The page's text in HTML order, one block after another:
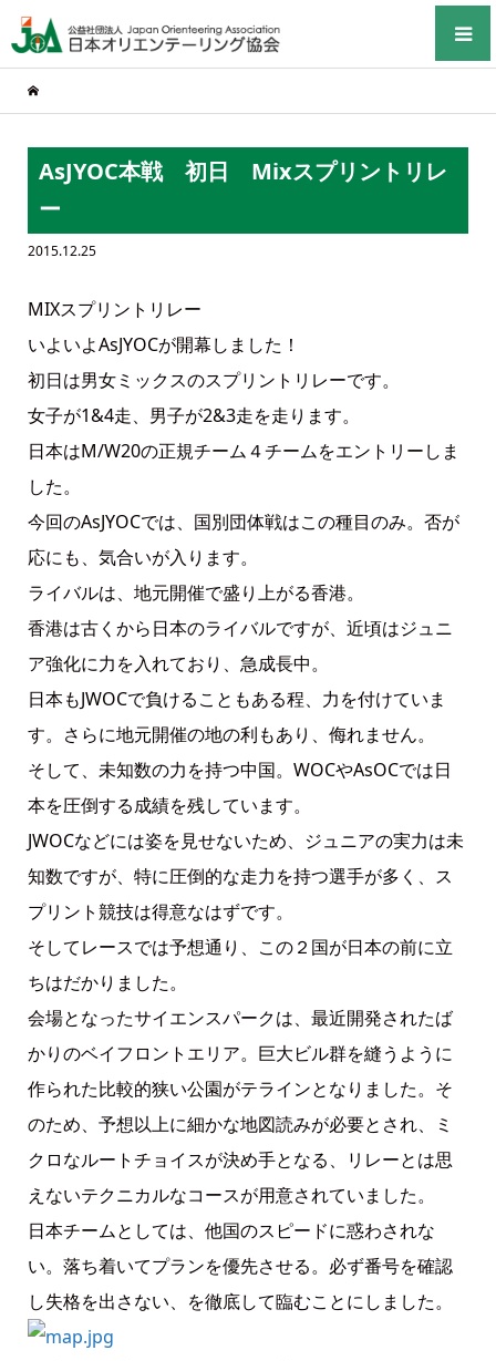
AsJYOC本戦 初日 Mixスプリントリレ
ー
2015.12.25
MIXスプリントリレー
いよいよAsJYOCが開幕しました！
初日は男女ミックスのスプリントリレーです。
女子が1&4走、男子が2&3走を走ります。
日本はM/W20の正規チーム４チームをエントリーしま
した。
今回のAsJYOCでは、国別団体戦はこの種目のみ。否が
応にも、気合いが入ります。
ライバルは、地元開催で盛り上がる香港。
香港は古くから日本のライバルですが、近頃はジュニ
ア強化に力を入れており、急成長中。
日本もJWOCで負けることもある程、力を付けていま
す。さらに地元開催の地の利もあり、侮れません。
そして、未知数の力を持つ中国。WOCやAsOCでは日
本を圧倒する成績を残しています。
JWOCなどには姿を見せないため、ジュニアの実力は未
知数ですが、特に圧倒的な走力を持つ選手が多く、ス
プリント競技は得意なはずです。
そしてレースでは予想通り、この２国が日本の前に立
ちはだかりました。
会場となったサイエンスパークは、最近開発されたば
かりのベイフロントエリア。巨大ビル群を縫うように
作られた比較的狭い公園がテラインとなりました。そ
のため、予想以上に細かな地図読みが必要とされ、ミ
クロなルートチョイスが決め手となる、リレーとは思
えないテクニカルなコースが用意されていました。
日本チームとしては、他国のスピードに惑わされな
い。落ち着いてプランを優先させる。必ず番号を確認
し失格を出さない、を徹底して臨むことにしました。